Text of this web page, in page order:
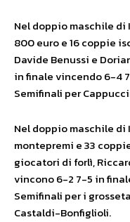
Nel doppio maschile
800 euro e 16 coppie
Davide Benussi e
in finale vincendo 6-4
Semifinali per
Nel doppio maschile
montepremi e 33
giocatori di forlì,
vincono 6-2 7-5 in
Semifinali per i
Castaldi-Bonfiglioli.